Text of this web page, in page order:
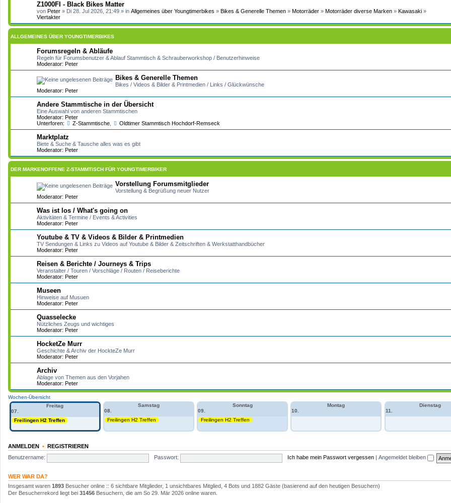
Z1000FI - Black Bikes Matter
von Peter » Di 28. Jul 2026, 21:49 » in Allgemeines über Youngtimerbikes » Bikes & Generelle Themen » Motorräder » Motorräder diverse Marken » Kawasaki »
Viertakter
ALLGEMEINES ÜBER YOUNGTIMERBIKES
Forumsregeln & Abläufe
Regeln für Forumsbenutzer & Ablauf Stammtisch & Schrauberworkshop / Benutzerhinweise
Moderator: Peter
Bikes & Generelle Themen
Bikes / Videos & Bilder & Printmedien / Links / Glückwünsche
Moderator: Peter
Andere Stammtische in der Übersicht
Eine Auswahl von anderen Stammtischen
Moderator: Peter
Unterforen:
Z-Stammtische, Oldtimer Stammtisch Hochdorf-Remseck
Marktplatz
Biete & Suche & Tausche alles was es gibt
Moderator: Peter
DER MARKENOFFENE Z-STAMMTISCH FÜR YOUNGTIMERBIKER
Vorstellung Forumsmitglieder
Vorstellung & Begrüßung neuer Nutzer
Moderator: Peter
Was ist los / What's going on
Aktivitäten & Termine / Events & Activities
Moderator: Peter
Youtube & TV & Videos & Bilder & Printmedien
TV Sendungen & Links zu Videos auf Youtube & Bilder & Zeitschriften & Werkstatthandbücher
Moderator: Peter
Reisen & Berichte / Journeys & Trips
Veranstalter / Touren / Vorschläge / Routen / Reiseberichte
Moderator: Peter
Museen
Hinweise auf Musuen
Moderator: Peter
Quasselecke
Nützliches Zeugs und wichtiges
Moderator: Peter
HocketZe Murr
Geschichte & Archiv der HockteZe Murr
Moderator: Peter
Archiv
Ablage von Themen aus den Vorjahen
Moderator: Peter
Wochen-Übersicht
Freitag
07.
Freilingen H2 Treffen
Samstag
08.
Freilingen H2 Treffen
Sonntag
09.
Freilingen H2 Treffen
Montag
10.
Dienstag
11.
ANMELDEN • REGISTRIEREN
Benutzername:
Passwort: Ich habe mein Passwort vergessen Angemeldet bleiben
WER WAR DA?
Insgesamt waren 1893 Besucher online :: 6 sichtbare Mitglieder, 1 unsichtbares Mitglied, 4 Bots und 1882 Gäste (basierend auf den heutigen Besuchern)
Der Besucherrekord liegt bei 31456 Besuchern, die am So 29. Mär 2026 online waren.